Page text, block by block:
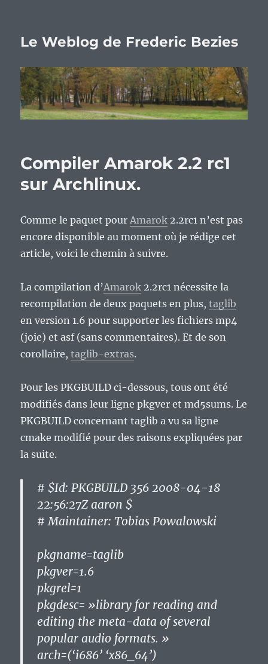
Le Weblog de Frederic Bezies
Compiler Amarok 2.2 rc1
sur Archlinux.
Comme le paquet pourAmarok 2.2rc1 n’est pas
encore disponible au moment où je rédige cet
article, voici le chemin à suivre.
La compilation d’Amarok 2.2rc1 nécessite la
recompilation de deux paquets en plus,taglib
en version 1.6 pour supporter les fichiers mp4
(joie) et asf (sans commentaires). Et de son
corollaire,taglib-extras.
Pour les PKGBUILD ci-dessous, tous ont été
modifiés dans leur ligne pkgver et md5sums. Le
PKGBUILD concernant taglib a vu sa ligne
cmake modifié pour des raisons expliquées par
la suite.
# $Id: PKGBUILD 356 2008-04-18
22:56:27Z aaron $
# Maintainer: Tobias Powalowski
pkgname=taglib
pkgver=1.6
pkgrel=1
pkgdesc= »library for reading and
editing the meta-data of several
popular audio formats. »
arch=(‘i686’ ‘x86_64’)